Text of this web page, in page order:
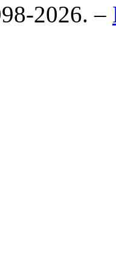
2026. –